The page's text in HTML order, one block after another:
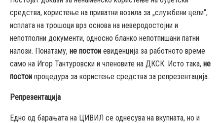
средства, користење на приватни возила за „службени цели“,
исплата на трошоци врз основа на неверодостојни и
непотполни документи, односно бланко непотпишани патни
налози. Понатаму, не постои евиденција за работното време
само на Игор Тантуровски и членовите на ДКСК. Исто така, не
постои процедура за користење средства за репрезентација.
Репрезентација
Едно од барањата на ЦИВИЛ се однесува на вкупната, но и